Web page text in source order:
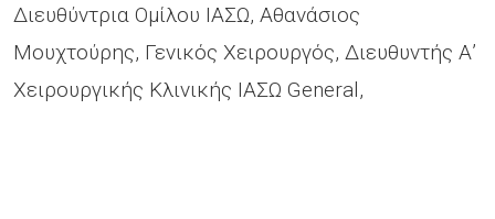
Διευθύντρια Ομίλου ΙΑΣΩ, Αθανάσιος
Μουχτούρης, Γενικός Χειρουργός, Διευθυντής Α’
Χειρουργικής Κλινικής ΙΑΣΩ General,